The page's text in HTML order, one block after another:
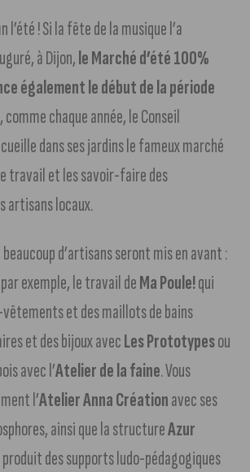
l’été ! Si la fête de la musique l’a
à Dijon,le Marché d’été 100%
également le début de la période
comme chaque année, le Conseil
dans ses jardins le fameux marché
travail et les savoir-faire des
artisans locaux.
d’artisans seront mis en avant :
exemple, le travail deMa Poule!qui
et des maillots de bains
et des bijoux avecLes Prototypesou
avec l’Atelier de la faine. Vous
l’Atelier Anna Créationavec ses
ainsi que la structureAzur
des supports ludo-pédagogiques